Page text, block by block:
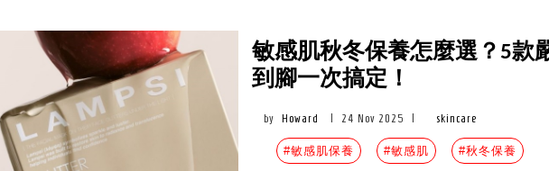
敏感肌秋冬保養怎麼選？5款
到腳一次搞定！
by Howard 24 Nov 2025 skincare
#敏感肌保養 #敏感肌 #秋冬保養